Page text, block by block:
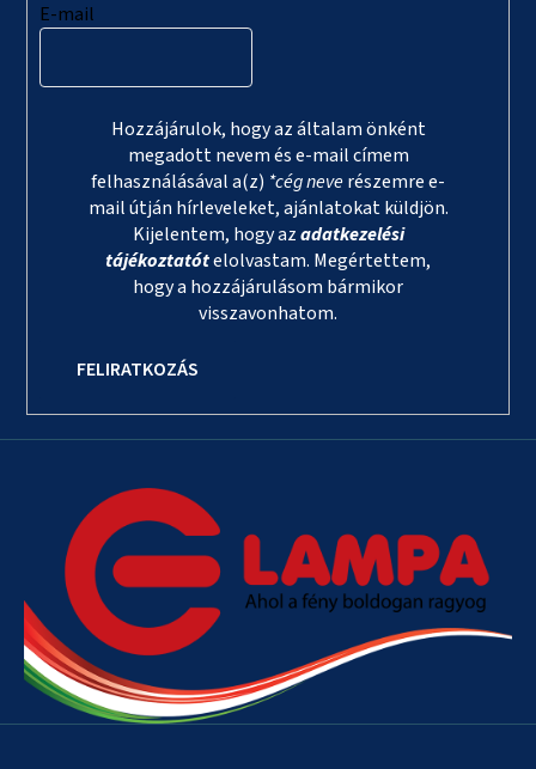
E-mail
Hozzájárulok, hogy az általam önként
megadott nevem és e-mail címem
felhasználásával a(z) *cég neverészemre e-
mail útján hírleveleket, ajánlatokat küldjön.
Kijelentem, hogy azadatkezelési
tájékoztatótelolvastam. Megértettem,
hogy a hozzájárulásom bármikor
visszavonhatom.
FELIRATKOZÁS